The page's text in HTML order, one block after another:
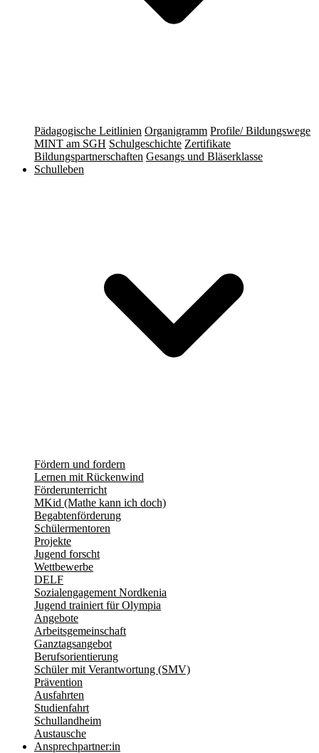
Pädagogische Leitlinien Organigramm Profile/ Bildungswege
MINT am SGH Schulgeschichte Zertifikate
Bildungspartnerschaften Gesangs und Bläserklasse
Schulleben
Fördern und fordern
Lernen mit Rückenwind
Förderunterricht
MKid (Mathe kann ich doch)
Begabtenförderung
Schülermentoren
Projekte
Jugend forscht
Wettbewerbe
DELF
Sozialengagement Nordkenia
Jugend trainiert für Olympia
Angebote
Arbeitsgemeinschaft
Ganztagsangebot
Berufsorientierung
Schüler mit Verantwortung (SMV)
Prävention
Ausfahrten
Studienfahrt
Schullandheim
Austausche
Ansprechpartner:in